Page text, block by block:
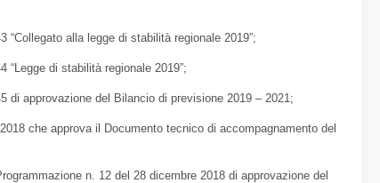
alla legge di stabilità regionale 2019”;
“Legge di stabilità regionale 2019”;
di approvazione del Bilancio di previsione 2019 – 2021;
che approva il Documento tecnico di accompagnamento del
n. 12 del 28 dicembre 2018 di approvazione del